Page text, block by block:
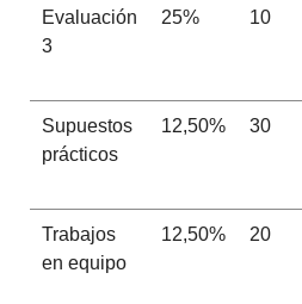
Evaluación
3
25% 10
Supuestos
prácticos
12,50% 30
Trabajos
en equipo
12,50% 20